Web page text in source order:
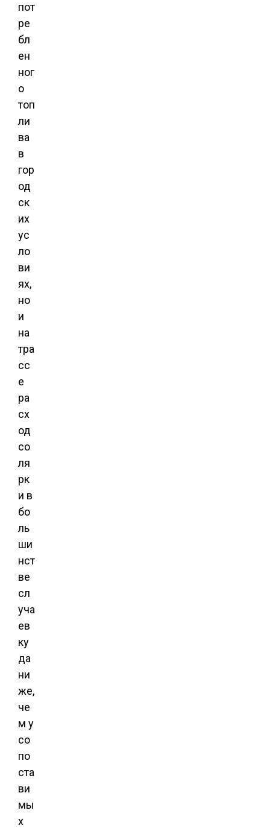
пот
ре
бл
ен
ног
о
топ
ли
ва
в
гор
од
ск
их
ус
ло
ви
ях,
но
и
на
тра
сс
е
ра
сх
од
со
ля
рк
и в
бо
ль
ши
нст
ве
сл
уча
ев
ку
да
ни
же,
че
м у
со
по
ста
ви
мы
х